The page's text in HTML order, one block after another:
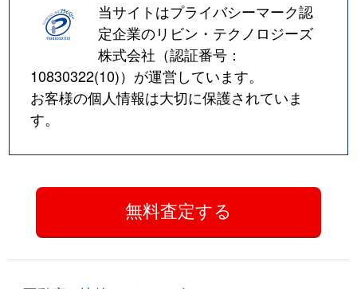
当サイトはプライバシーマーク認
定企業のリビン・テクノロジーズ
株式会社（認証番号：
10830322(10)）が運営しています。
お客様の個人情報は大切に保護されていま
す。